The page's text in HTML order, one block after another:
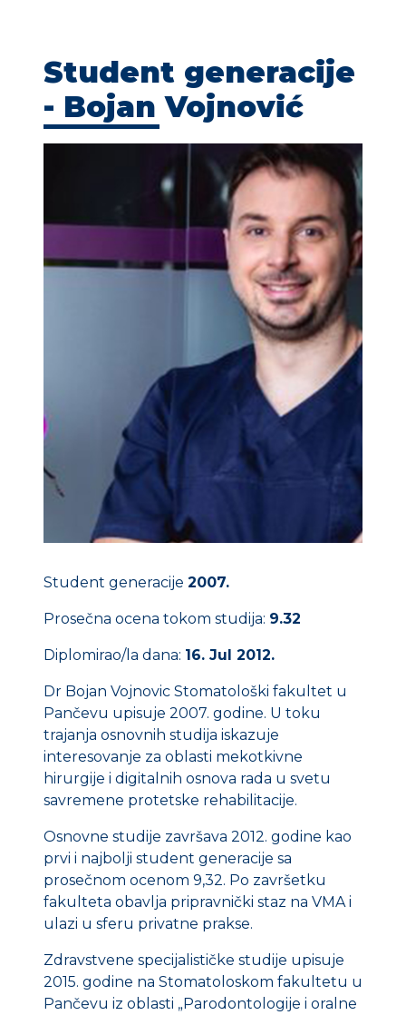
Student generacije
- Bojan Vojnović
Student generacije 2007.
Prosečna ocena tokom studija: 9.32
Diplomirao/la dana: 16. Jul 2012.
Dr Bojan Vojnovic Stomatološki fakultet u
Pančevu upisuje 2007. godine. U toku
trajanja osnovnih studija iskazuje
interesovanje za oblasti mekotkivne
hirurgije i digitalnih osnova rada u svetu
savremene protetske rehabilitacije.
Osnovne studije završava 2012. godine kao
prvi i najbolji student generacije sa
prosečnom ocenom 9,32. Po završetku
fakulteta obavlja pripravnički staz na VMA i
ulazi u sferu privatne prakse.
Zdravstvene specijalističke studije upisuje
2015. godine na Stomatoloskom fakultetu u
Pančevu iz oblasti „Parodontologije i oralne